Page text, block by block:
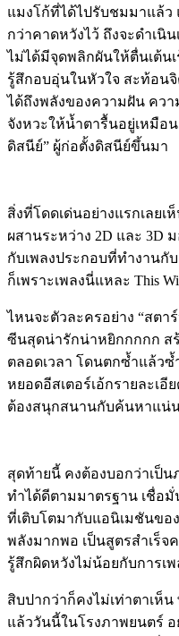
แมงโก้ที่ได้ไปรับชมมาแล้ว
กว่าคาดหวังไว้ ถึงจะดำเนิน
ไม่ได้มีจุดพลิกผันให้ตื่นเต้น
รู้สึกอบอุ่นในหัวใจ สะท้อน
ได้ถึงพลังของความฝัน คว
จังหวะให้น้ำตารื้นอยู่เหมือ
ดิสนีย์” ผู้ก่อตั้งดิสนีย์ขึ้นมา
สิ่งที่โดดเด่นอย่างแรกเลย
ผสานระหว่าง 2D และ 3D
กับเพลงประกอบที่ทำงานกั
ก็เพราะเพลงนี่แหละ This
ไหนจะตัวละครอย่าง “สตาร์
ซีนสุดน่ารักน่าหยิกกกกก ส
ตลอดเวลา โดนตกซ้ำแล้ว
หยอดอีสเตอร์เอ้กรายละเ
ต้องสนุกสนานกับค้นหาแน่
สุดท้ายนี้ คงต้องบอกว่าเป็
ทำได้ดีตามมาตรฐาน เชื่อมั่
ที่เติบโตมากับแอนิเมชันขอ
พลังมากพอ เป็นสูตรสำเร็จ
รู้สึกผิดหวังไม่น้อยกับการเ
สิบปากว่าก็คงไม่เท่าตาเห็
แล้ววันนี้ในโรงภาพยนตร์